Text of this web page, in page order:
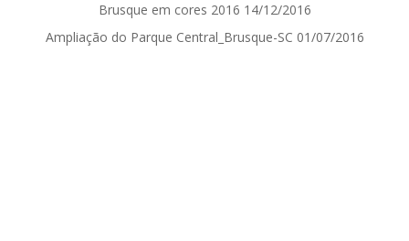
Brusque em cores 2016 14/12/2016
Ampliação do Parque Central_Brusque-SC 01/07/2016